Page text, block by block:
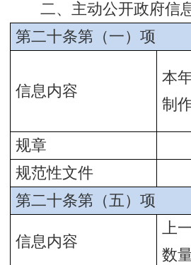
二、主动公开政府信
第二十条第（一）项
信息内容
本
制
规章
规范性文件
第二十条第（五）项
信息内容
上
数